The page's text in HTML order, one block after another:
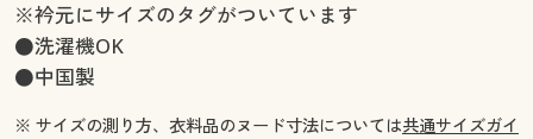
※衿元にサイズのタグがついています
●洗濯機OK
●中国製
※ サイズの測り方、衣料品のヌード寸法については共通サイズガイ